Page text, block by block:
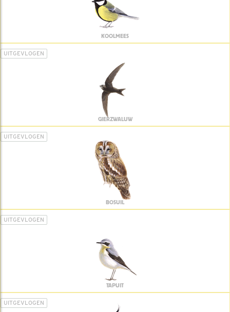
KOOLMEES
UITGEVLOGEN
GIERZWALUW
UITGEVLOGEN
BOSUIL
UITGEVLOGEN
TAPUIT
UITGEVLOGEN